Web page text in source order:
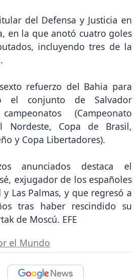
del Defensa y Justicia en
en la que anotó cuatro goles
incluyendo tres de la
refuerzo del Bahia para
el conjunto de Salvador
(Campeonato
Nordeste, Copa de Brasil,
y Copa Libertadores).
anunciados destaca el
exjugador de los españoles
y Las Palmas, y que regresó a
tras haber rescindido su
de Moscú. EFE
el Mundo